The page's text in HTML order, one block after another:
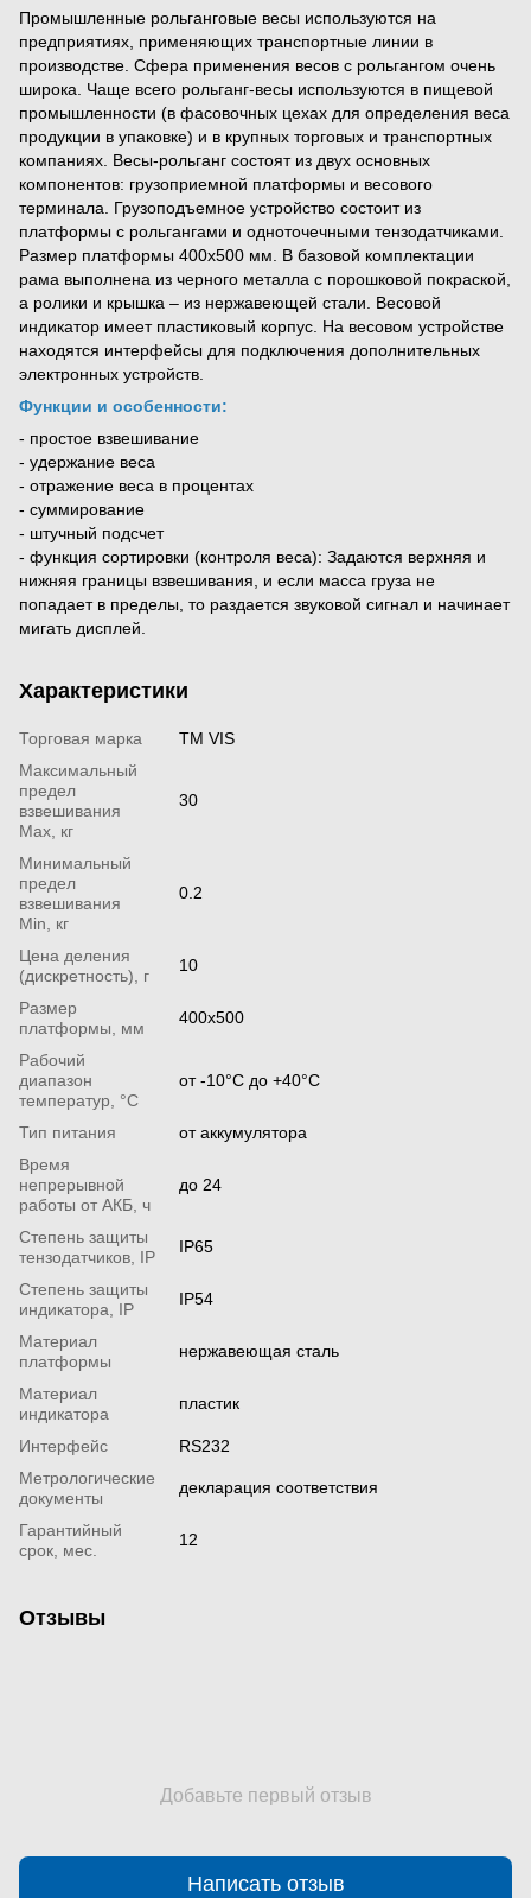
Промышленные рольганговые весы используются на
предприятиях, применяющих транспортные линии в
производстве. Сфера применения весов с рольгангом очень
широка. Чаще всего рольганг-весы используются в пищевой
промышленности (в фасовочных цехах для определения веса
продукции в упаковке) и в крупных торговых и транспортных
компаниях. Весы-рольганг состоят из двух основных
компонентов: грузоприемной платформы и весового
терминала. Грузоподъемное устройство состоит из
платформы с рольгангами и одноточечными тензодатчиками.
Размер платформы 400х500 мм. В базовой комплектации
рама выполнена из черного металла с порошковой покраской,
а ролики и крышка – из нержавеющей стали. Весовой
индикатор имеет пластиковый корпус. На весовом устройстве
находятся интерфейсы для подключения дополнительных
электронных устройств.
Функции и особенности:
- простое взвешивание
- удержание веса
- отражение веса в процентах
- суммирование
- штучный подсчет
- функция сортировки (контроля веса): Задаются верхняя и
нижняя границы взвешивания, и если масса груза не
попадает в пределы, то раздается звуковой сигнал и начинает
мигать дисплей.
Характеристики
Торговая марка
TM VIS
Максимальный
предел
взвешивания
Мах, кг
30
Минимальный
предел
взвешивания
Min, кг
0.2
Цена деления
(дискретность), г
10
Размер
платформы, мм
400х500
Рабочий
диапазон
температур, °С
от -10°С до +40°С
Тип питания
от аккумулятора
Время
непрерывной
работы от АКБ, ч
до 24
Степень защиты
тензодатчиков, IP
IP65
Степень защиты
индикатора, IP
ІР54
Материал
платформы
нержавеющая сталь
Материал
индикатора
пластик
Интерфейс
RS232
Метрологические
документы
декларация соответствия
Гарантийный
срок, мес.
12
Отзывы
Добавьте первый отзыв
Написать отзыв